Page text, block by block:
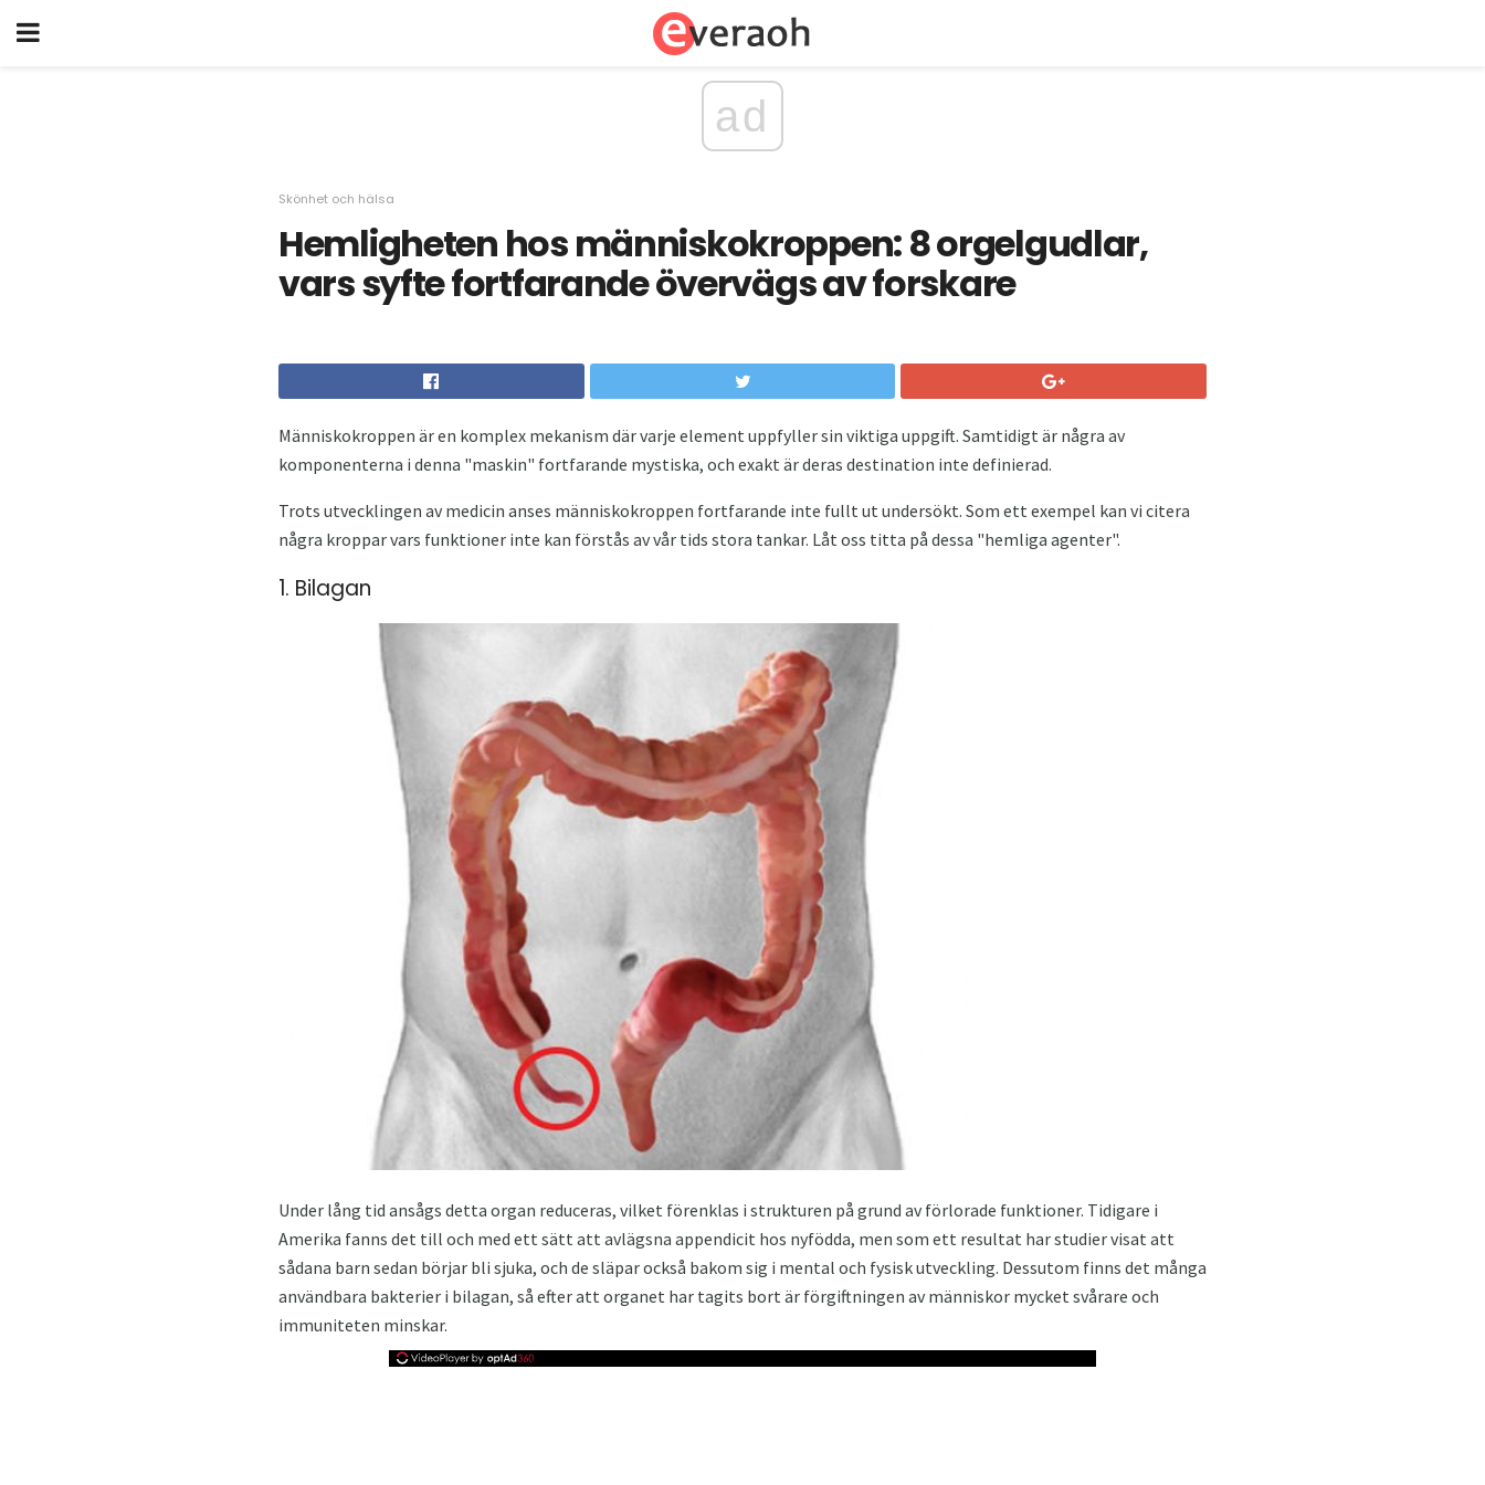
ad
Skönhet och hälsa
Hemligheten hos människokroppen: 8 orgelgudlar,
vars syfte fortfarande övervägs av forskare
Människokroppen är en komplex mekanism där varje element uppfyller sin viktiga uppgift. Samtidigt är några av
komponenterna i denna "maskin" fortfarande mystiska, och exakt är deras destination inte definierad.
Trots utvecklingen av medicin anses människokroppen fortfarande inte fullt ut undersökt. Som ett exempel kan vi citera
några kroppar vars funktioner inte kan förstås av vår tids stora tankar. Låt oss titta på dessa "hemliga agenter".
1. Bilagan
Under lång tid ansågs detta organ reduceras, vilket förenklas i strukturen på grund av förlorade funktioner. Tidigare i
Amerika fanns det till och med ett sätt att avlägsna appendicit hos nyfödda, men som ett resultat har studier visat att
sådana barn sedan börjar bli sjuka, och de släpar också bakom sig i mental och fysisk utveckling. Dessutom finns det många
användbara bakterier i bilagan, så efter att organet har tagits bort är förgiftningen av människor mycket svårare och
immuniteten minskar.